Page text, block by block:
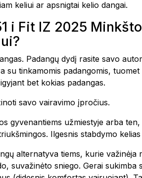
keliui ar apsnigtai kelio dangai.
i Fit IZ 2025
Padangų dydį rasite savo
tinkamomis padangomis,
bet kokias padangas.
savo vairavimo įpročius.
gyvenantiems užmiestyje arba
Ilgesnis stabdymo
alternatyva tiems, kurie
suvažinėto sniego. Gerai